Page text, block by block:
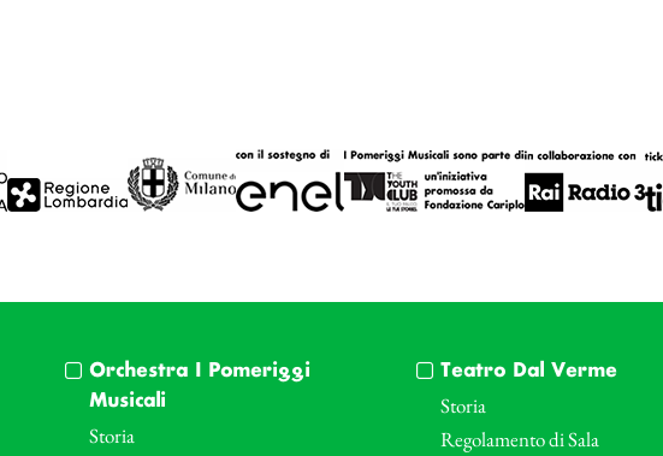
Orchestra I Pomeriggi
Musicali
Storia
Teatro Dal Verme
Storia
Regolamento di Sala